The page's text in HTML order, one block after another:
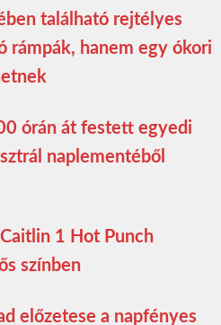
található rejtélyes
rámpák, hanem egy ókori
órán át festett egyedi
naplementéből
1 Hot Punch
színben
előzetese a napfényes